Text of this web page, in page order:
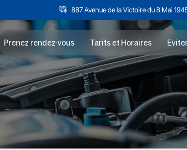
887 Avenue de la Victoire du 8 Mai
Prenez rendez-vous Tarifs et Horaires